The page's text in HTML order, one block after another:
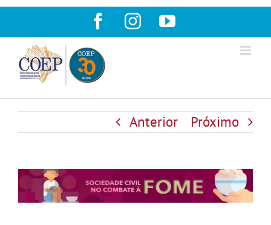
para
conteúdo
Facebook
InstagramYouTube
Anterior Próximo